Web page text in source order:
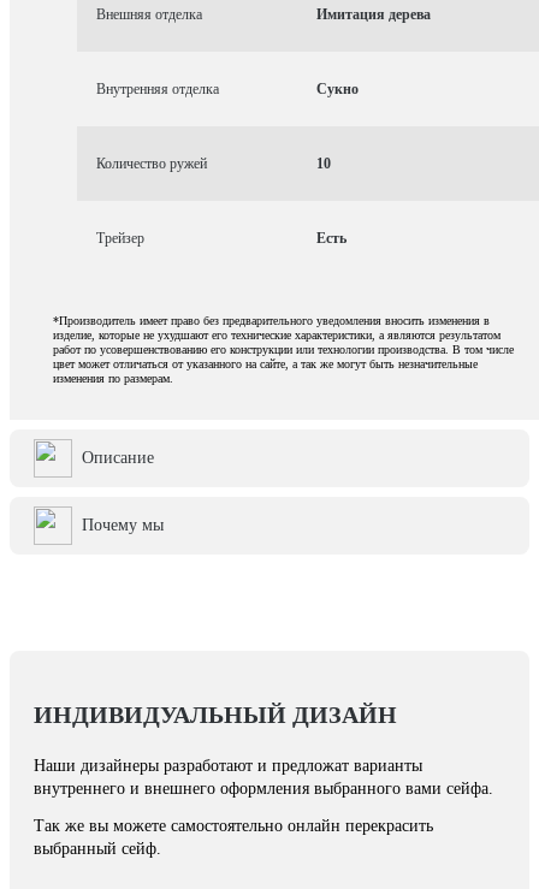
Внешняя отделка Имитация дерева
Внутренняя отделка Сукно
Количество ружей 10
Трейзер Есть
*Производитель имеет право без предварительного уведомления вносить изменения в
изделие, которые не ухудшают его технические характеристики, а являются результатом
работ по усовершенствованию его конструкции или технологии производства. В том числе
цвет может отличаться от указанного на сайте, а так же могут быть незначительные
изменения по размерам.
Описание
Почему мы
ИНДИВИДУАЛЬНЫЙ ДИЗАЙН
Наши дизайнеры разработают и предложат варианты
внутреннего и внешнего оформления выбранного вами сейфа.
Так же вы можете самостоятельно онлайн перекрасить
выбранный сейф.